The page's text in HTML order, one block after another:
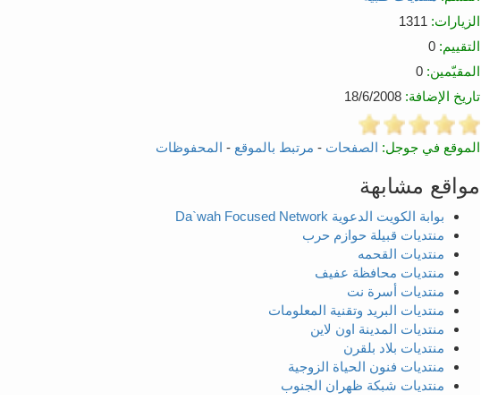
الزيارات:
التقييم:
المقيّمين:
تاريخ الإضافة:
الموقع في جوجل: الصفحات - مرتبط بالموقع - المحفوظات
مواقع مشابهة
بوابة الكويت الدعوية Da`wah Focused Network
منتديات قبيلة حوازم حرب
منتديات القحمه
منتديات محافظة عفيف
منتديات أسرة نت
منتديات البريد وتقنية المعلومات
منتديات المدينة اون لاين
منتديات بلاد بلقرن
منتديات فنون الحياة الزوجية
منتديات شبكة ظهران الجنوب